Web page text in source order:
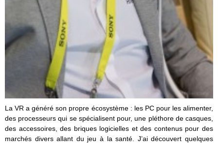
La VR a généré son propre écosystème : les PC pour les alimenter,
des processeurs qui se spécialisent pour, une pléthore de casques,
des accessoires, des briques logicielles et des contenus pour des
marchés divers allant du jeu à la santé. J’ai découvert quelques